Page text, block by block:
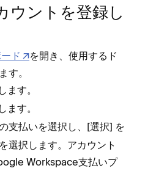
ウントを登録し
ド
を開き⁠、使用するド
す⁠。
ます⁠。
ます⁠。
支払いを選択し⁠、[⁠選択⁠] を
選択します⁠。アカウント
Workspace支払いプ